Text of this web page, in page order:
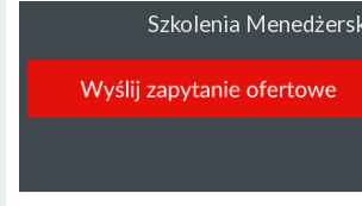
Szkolenia